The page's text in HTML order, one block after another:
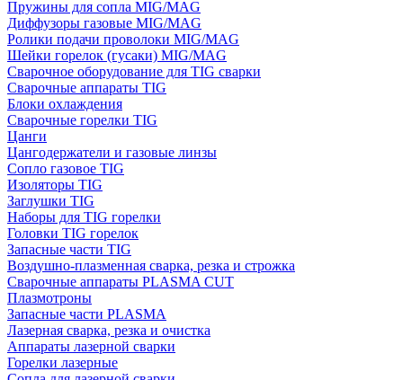
Пружины для сопла MIG/MAG
Диффузоры газовые MIG/MAG
Ролики подачи проволоки MIG/MAG
Шейки горелок (гусаки) MIG/MAG
Сварочное оборудование для TIG сварки
Сварочные аппараты TIG
Блоки охлаждения
Сварочные горелки TIG
Цанги
Цангодержатели и газовые линзы
Сопло газовое TIG
Изоляторы TIG
Заглушки TIG
Наборы для TIG горелки
Головки TIG горелок
Запасные части TIG
Воздушно-плазменная сварка, резка и строжка
Сварочные аппараты PLASMA CUT
Плазмотроны
Запасные части PLASMA
Лазерная сварка, резка и очистка
Аппараты лазерной сварки
Горелки лазерные